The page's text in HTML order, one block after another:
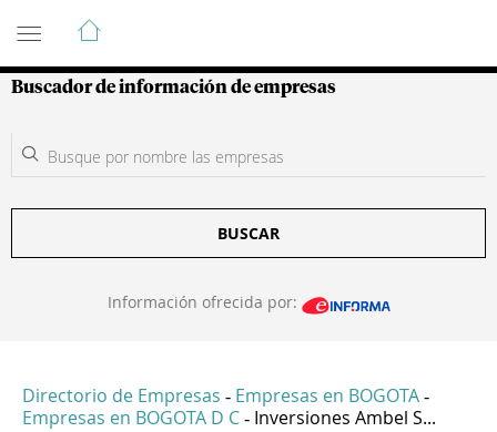
Guía de Empresas Colombianas
Buscador de información de empresas
BUSCAR
Información ofrecida por:
Directorio de Empresas - Empresas en BOGOTA -
Empresas en BOGOTA D C - Inversiones Ambel S...